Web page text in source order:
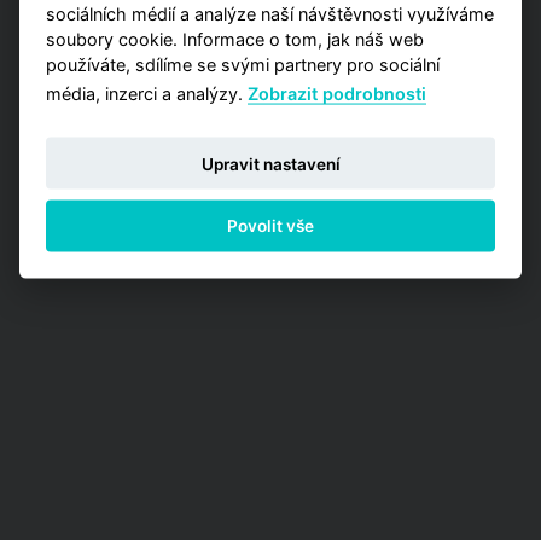
PŘEJÍT NA ANALÝZY
sociálních médií a analýze naší návštěvnosti využíváme
soubory cookie. Informace o tom, jak náš web
používáte, sdílíme se svými partnery pro sociální
média, inzerci a analýzy.Zobrazit podrobnosti
Upravit nastavení
Povolit vše